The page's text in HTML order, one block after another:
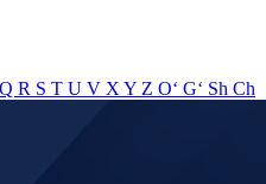
Q R S T U V X Y Z O‘ G‘ Sh Ch